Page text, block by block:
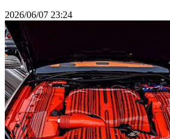
2026/06/07 23:24